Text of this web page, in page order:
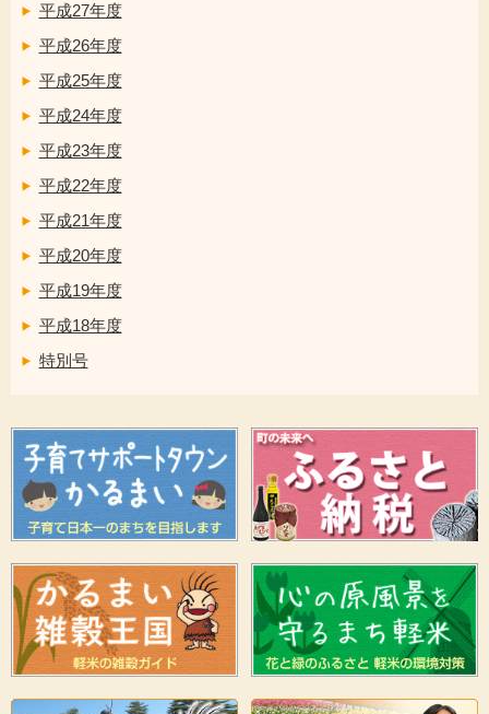
平成27年度
平成26年度
平成25年度
平成24年度
平成23年度
平成22年度
平成21年度
平成20年度
平成19年度
平成18年度
特別号